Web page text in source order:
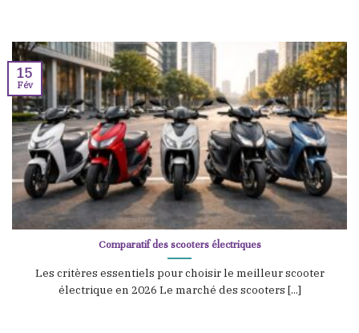
Comparatif des scooters électriques
Les critères essentiels pour choisir le meilleur scooter
électrique en 2026 Le marché des scooters [...]
15
Fév